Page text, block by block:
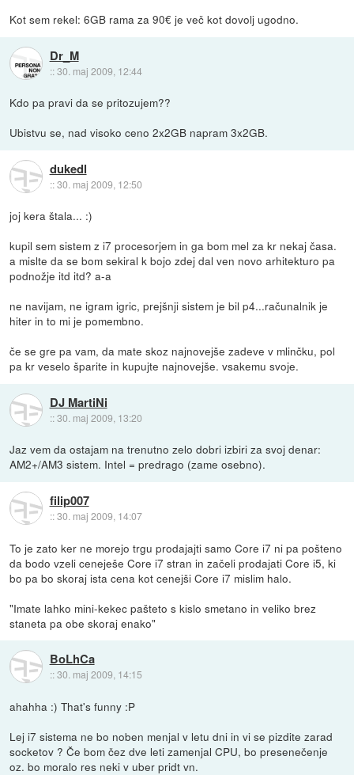
Kot sem rekel: 6GB rama za 90€ je več kot dovolj ugodno.
Dr_M
::30. maj 2009, 12:44
Kdo pa pravi da se pritozujem??
Ubistvu se, nad visoko ceno 2x2GB napram 3x2GB.
dukedl
::30. maj 2009, 12:50
joj kera štala... :)
kupil sem sistem z i7 procesorjem in ga bom mel za kr nekaj časa.
a mislte da se bom sekiral k bojo zdej dal ven novo arhitekturo pa
podnožje itd itd? a-a
ne navijam, ne igram igric, prejšnji sistem je bil p4...računalnik je
hiter in to mi je pomembno.
če se gre pa vam, da mate skoz najnovejše zadeve v mlinčku, pol
pa kr veselo šparite in kupujte najnovejše. vsakemu svoje.
DJ MartiNi
::30. maj 2009, 13:20
Jaz vem da ostajam na trenutno zelo dobri izbiri za svoj denar:
AM2+/AM3 sistem. Intel = predrago (zame osebno).
filip007
::30. maj 2009, 14:07
To je zato ker ne morejo trgu prodajajti samo Core i7 ni pa pošteno
da bodo vzeli ceneješe Core i7 stran in začeli prodajati Core i5, ki
bo pa bo skoraj ista cena kot cenejši Core i7 mislim halo.
"Imate lahko mini-kekec pašteto s kislo smetano in veliko brez
staneta pa obe skoraj enako"
BoLhCa
::30. maj 2009, 14:15
ahahha :) That's funny :P
Lej i7 sistema ne bo noben menjal v letu dni in vi se pizdite zarad
socketov ? Če bom čez dve leti zamenjal CPU, bo presenečenje
oz. bo moralo res neki v uber pridt vn.